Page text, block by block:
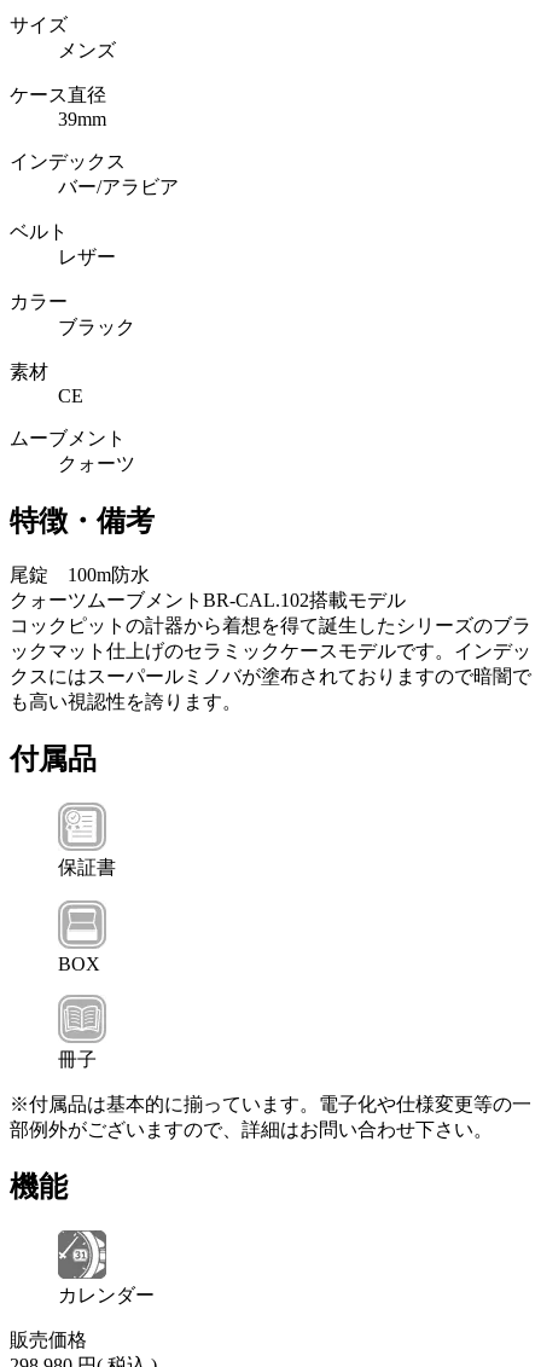
サイズ
メンズ
ケース直径
39mm
インデックス
バー/アラビア
ベルト
レザー
カラー
ブラック
素材
CE
ムーブメント
クォーツ
特徴・備考
尾錠 100m防水
クォーツムーブメントBR-CAL.102搭載モデル
コックピットの計器から着想を得て誕生したシリーズのブラ
ックマット仕上げのセラミックケースモデルです。インデッ
クスにはスーパールミノバが塗布されておりますので暗闇で
も高い視認性を誇ります。
付属品
保証書
BOX
冊子
※付属品は基本的に揃っています。電子化や仕様変更等の一
部例外がございますので、詳細はお問い合わせ下さい。
機能
カレンダー
販売価格